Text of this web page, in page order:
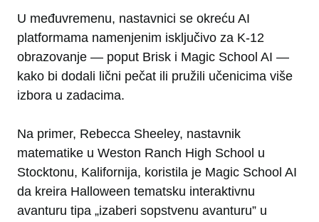
U međuvremenu, nastavnici se okreću AI
platformama namenjenim isključivo za K-12
obrazovanje — poput Brisk i Magic School AI —
kako bi dodali lični pečat ili pružili učenicima više
izbora u zadacima.
Na primer, Rebecca Sheeley, nastavnik
matematike u Weston Ranch High School u
Stocktonu, Kalifornija, koristila je Magic School AI
da kreira Halloween tematsku interaktivnu
avanturu tipa „izaberi sopstvenu avanturu” u